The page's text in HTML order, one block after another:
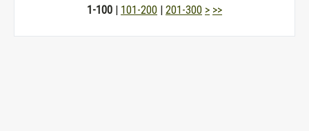
1-100 | 101-200 | 201-300 > >>